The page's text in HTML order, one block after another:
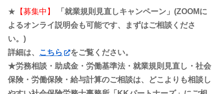
★ 【募集中】
「就業規則見直しキャンペーン」(ZOOMに
よるオンライ説明会も可能です、まずはご相談くださ
い。)
詳細は、
こちら
をご覧ください。
★労務相談・助成金・労働基準法・就業規則見直し・社会
保険・労働保険・給与計算のご相談は、どこよりも相談し